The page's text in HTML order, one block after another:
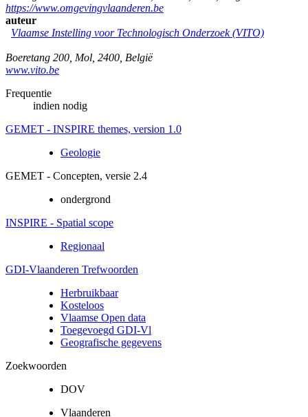
https://www.omgevingvlaanderen.be
auteur
Vlaamse Instelling voor Technologisch Onderzoek (VITO)
Boeretang 200 Mol 2400 België
www.vito.be
Frequentie
indien nodig
GEMET - INSPIRE themes, version 1.0
Geologie
GEMET - Concepten, versie 2.4
ondergrond
INSPIRE - Spatial scope
Regionaal
GDI-Vlaanderen Trefwoorden
Herbruikbaar
Kosteloos
Vlaamse Open data
Toegevoegd GDI-Vl
Geografische gegevens
Zoekwoorden
DOV
Vlaanderen